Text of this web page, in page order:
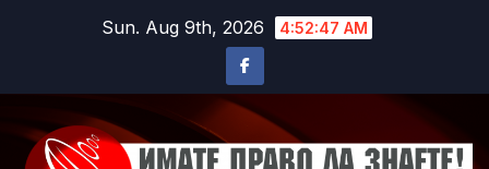
Sun. Aug 9th, 2026 4:52:50 AM